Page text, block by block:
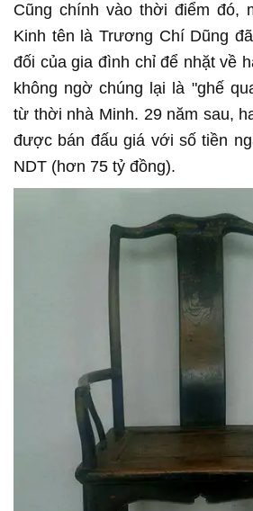
Cũng chính vào thời điểm đó,
Kinh tên là Trương Chí Dũng
đối của gia đình chỉ để nhặt về
không ngờ chúng lại là "ghế
từ thời nhà Minh. 29 năm sau,
được bán đấu giá với số tiền
NDT (hơn 75 tỷ đồng).